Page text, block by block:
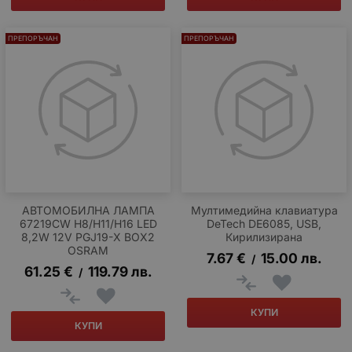
АВТОМОБИЛНА ЛАМПА
67219CW H8/H11/H16 LED
8,2W 12V PGJ19-X BOX2
OSRAM
61.25 € / 119.79 лв.
КУПИ
ПРЕПОРЪЧАН
Мултимедийна клавиатура
DeTech DE6085, USB,
Кирилизирана
7.67 € / 15.00 лв.
КУПИ
ПРЕПОРЪЧАН